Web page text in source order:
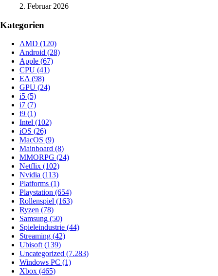
2. Februar 2026
Kategorien
AMD (120)
Android (28)
Apple (67)
CPU (41)
EA (98)
GPU (24)
i5 (5)
i7 (7)
i9 (1)
Intel (102)
iOS (26)
MacOS (9)
Mainboard (8)
MMORPG (24)
Netflix (102)
Nvidia (113)
Platforms (1)
Playstation (654)
Rollenspiel (163)
Ryzen (78)
Samsung (50)
Spieleindustrie (44)
Streaming (42)
Ubisoft (139)
Uncategorized (7.283)
Windows PC (1)
Xbox (465)